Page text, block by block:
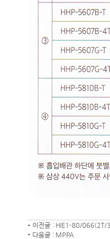
이전글 : HIE1-80/066(2T/
다음글 : MPPA